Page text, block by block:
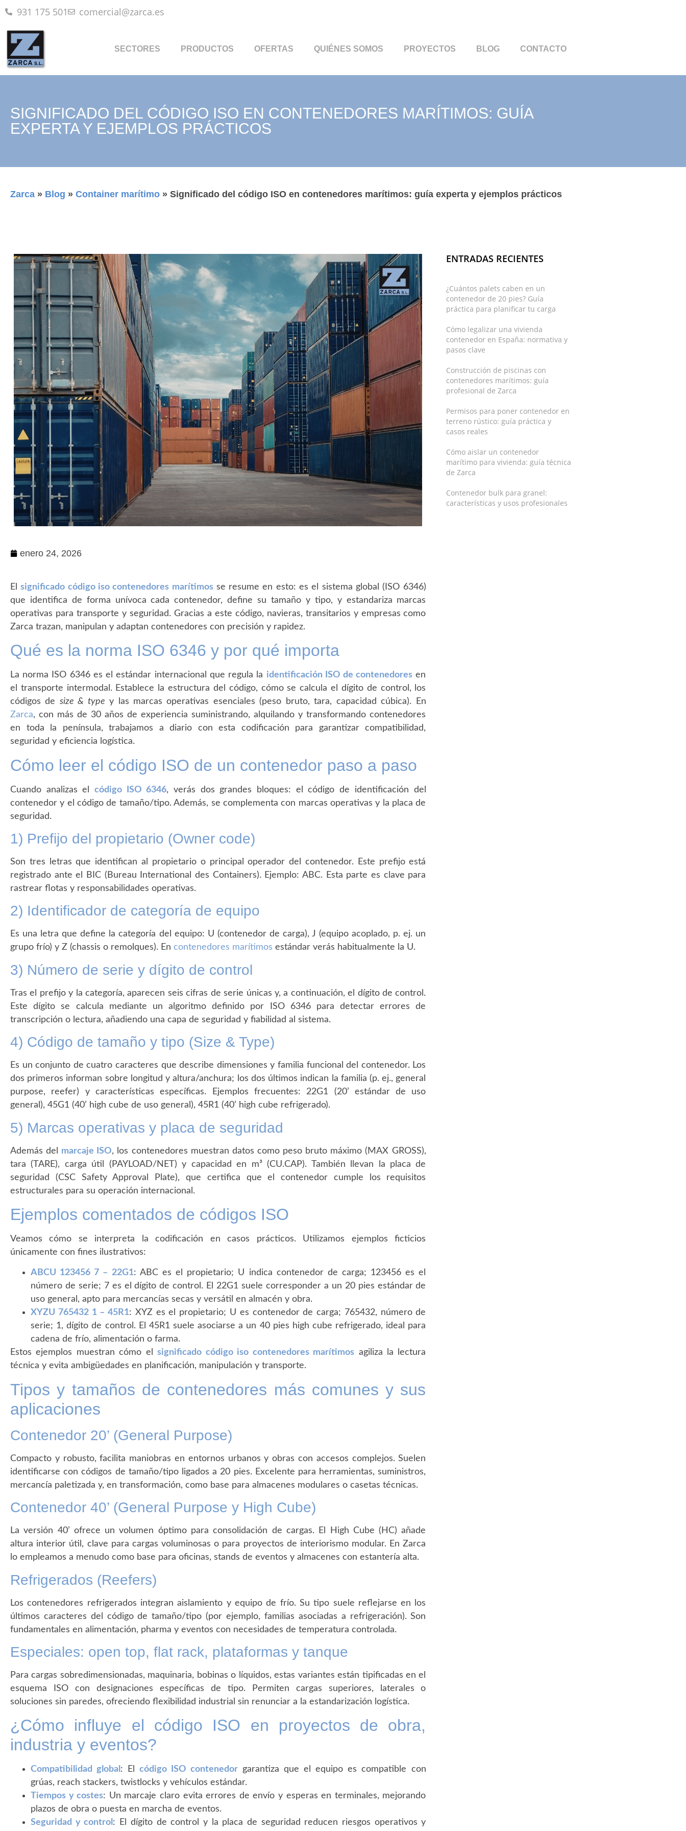
931 175 501 comercial@zarca.es
SECTORES PRODUCTOS OFERTAS QUIÉNES SOMOS PROYECTOS BLOG CONTACTO
SIGNIFICADO DEL CÓDIGO ISO EN CONTENEDORES MARÍTIMOS: GUÍA
EXPERTA Y EJEMPLOS PRÁCTICOS
Zarca » Blog » Container marítimo » Significado del código ISO en contenedores marítimos: guía experta y ejemplos prácticos
enero 24, 2026
Elsignificado código iso contenedores marítimosse resume en esto: es el sistema global (ISO 6346)
que identifica de forma unívoca cada contenedor, define su tamaño y tipo, y estandariza marcas
operativas para transporte y seguridad. Gracias a este código, navieras, transitarios y empresas como
Zarca trazan, manipulan y adaptan contenedores con precisión y rapidez.
Qué es la norma ISO 6346 y por qué importa
La norma ISO 6346 es el estándar internacional que regula la identificación ISO de contenedores en
el transporte intermodal. Establece la estructura del código, cómo se calcula el dígito de control, los
códigos de size & type y las marcas operativas esenciales (peso bruto, tara, capacidad cúbica). En
Zarca, con más de 30 años de experiencia suministrando, alquilando y transformando contenedores
en toda la península, trabajamos a diario con esta codificación para garantizar compatibilidad,
seguridad y eficiencia logística.
Cómo leer el código ISO de un contenedor paso a paso
Cuando analizas elcódigo ISO 6346, verás dos grandes bloques: el código de identificación del
contenedor y el código de tamaño/tipo. Además, se complementa con marcas operativas y la placa de
seguridad.
1) Prefijo del propietario (Owner code)
Son tres letras que identifican al propietario o principal operador del contenedor. Este prefijo está
registrado ante el BIC (Bureau International des Containers). Ejemplo: ABC. Esta parte es clave para
rastrear flotas y responsabilidades operativas.
2) Identificador de categoría de equipo
Es una letra que define la categoría del equipo: U (contenedor de carga), J (equipo acoplado, p. ej. un
grupo frío) y Z (chassis o remolques). En contenedores marítimos estándar verás habitualmente la U.
3) Número de serie y dígito de control
Tras el prefijo y la categoría, aparecen seis cifras de serie únicas y, a continuación, el dígito de control.
Este dígito se calcula mediante un algoritmo definido por ISO 6346 para detectar errores de
transcripción o lectura, añadiendo una capa de seguridad y fiabilidad al sistema.
4) Código de tamaño y tipo (Size & Type)
Es un conjunto de cuatro caracteres que describe dimensiones y familia funcional del contenedor. Los
dos primeros informan sobre longitud y altura/anchura; los dos últimos indican la familia (p. ej., general
purpose, reefer) y características específicas. Ejemplos frecuentes: 22G1 (20’ estándar de uso
general), 45G1 (40’ high cube de uso general), 45R1 (40’ high cube refrigerado).
5) Marcas operativas y placa de seguridad
Además del marcaje ISO, los contenedores muestran datos como peso bruto máximo (MAX GROSS),
tara (TARE), carga útil (PAYLOAD/NET) y capacidad en m³ (CU.CAP). También llevan la placa de
seguridad (CSC Safety Approval Plate), que certifica que el contenedor cumple los requisitos
estructurales para su operación internacional.
Ejemplos comentados de códigos ISO
Veamos cómo se interpreta la codificación en casos prácticos. Utilizamos ejemplos ficticios
únicamente con fines ilustrativos:
ABCU 123456 7 – 22G1: ABC es el propietario; U indica contenedor de carga; 123456 es el
número de serie; 7 es el dígito de control. El 22G1 suele corresponder a un 20 pies estándar de
uso general, apto para mercancías secas y versátil en almacén y obra.
XYZU 765432 1 – 45R1: XYZ es el propietario; U es contenedor de carga; 765432, número de
serie; 1, dígito de control. El 45R1 suele asociarse a un 40 pies high cube refrigerado, ideal para
cadena de frío, alimentación o farma.
Estos ejemplos muestran cómo elsignificado código iso contenedores marítimos agiliza la lectura
técnica y evita ambigüedades en planificación, manipulación y transporte.
Tipos y tamaños de contenedores más comunes y sus
aplicaciones
Contenedor 20’ (General Purpose)
Compacto y robusto, facilita maniobras en entornos urbanos y obras con accesos complejos. Suelen
identificarse con códigos de tamaño/tipo ligados a 20 pies. Excelente para herramientas, suministros,
mercancía paletizada y, en transformación, como base para almacenes modulares o casetas técnicas.
Contenedor 40’ (General Purpose y High Cube)
La versión 40’ ofrece un volumen óptimo para consolidación de cargas. El High Cube (HC) añade
altura interior útil, clave para cargas voluminosas o para proyectos de interiorismo modular. En Zarca
lo empleamos a menudo como base para oficinas, stands de eventos y almacenes con estantería alta.
Refrigerados (Reefers)
Los contenedores refrigerados integran aislamiento y equipo de frío. Su tipo suele reflejarse en los
últimos caracteres del código de tamaño/tipo (por ejemplo, familias asociadas a refrigeración). Son
fundamentales en alimentación, pharma y eventos con necesidades de temperatura controlada.
Especiales: open top, flat rack, plataformas y tanque
Para cargas sobredimensionadas, maquinaria, bobinas o líquidos, estas variantes están tipificadas en el
esquema ISO con designaciones específicas de tipo. Permiten cargas superiores, laterales o
soluciones sin paredes, ofreciendo flexibilidad industrial sin renunciar a la estandarización logística.
¿Cómo influye el código ISO en proyectos de obra,
industria y eventos?
Compatibilidad global : Elcódigo ISO contenedor garantiza que el equipo es compatible con
grúas, reach stackers, twistlocks y vehículos estándar.
Tiempos y costes: Un marcaje claro evita errores de envío y esperas en terminales, mejorando
plazos de obra o puesta en marcha de eventos.
Seguridad y control : El dígito de control y la placa de seguridad reducen riesgos operativos y
ENTRADAS RECIENTES
¿Cuántos palets caben en un
contenedor de 20 pies? Guía
práctica para planificar tu carga
Cómo legalizar una vivienda
contenedor en España: normativa y
pasos clave
Construcción de piscinas con
contenedores marítimos: guía
profesional de Zarca
Permisos para poner contenedor en
terreno rústico: guía práctica y
casos reales
Cómo aislar un contenedor
marítimo para vivienda: guía técnica
de Zarca
Contenedor bulk para granel:
características y usos profesionales